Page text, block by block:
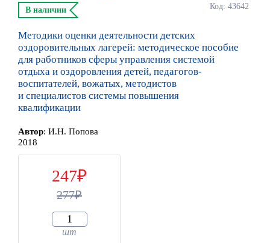
Код: 43642
В наличии
Методики оценки деятельности детских
оздоровительных лагерей: методическое пособие
для работников сферы управления системой
отдыха и оздоровления детей, педагогов-
воспитателей, вожатых, методистов
и специалистов системы повышения
квалификации
Автор: И.Н. Попова
2018
247
277
шт